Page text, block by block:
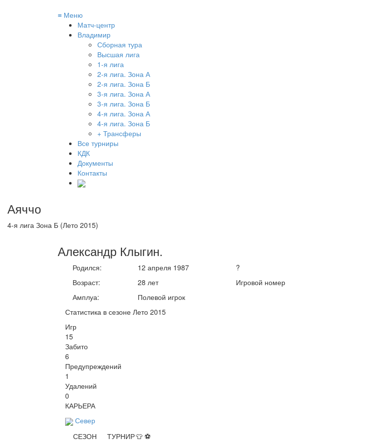
≡ Меню
Матч-центр
Владимир
Сборная тура
Высшая лига
1-я лига
2-я лига. Зона А
2-я лига. Зона Б
3-я лига. Зона А
3-я лига. Зона Б
4-я лига. Зона А
4-я лига. Зона Б
+ Трансферы
Все турниры
КДК
Документы
Контакты
Аяччо
4-я лига Зона Б (Лето 2015)
Александр Клыгин.
Родился:
Возраст:
Амплуа:
12 апреля 1987
28 лет
Полевой игрок
?
Игровой номер
Статистика в сезоне Лето 2015
Игр
15
Забито
6
Предупреждений
1
Удалений
0
КАРЬЕРА
Север
СЕЗОН
ТУРНИР👕 ⚽